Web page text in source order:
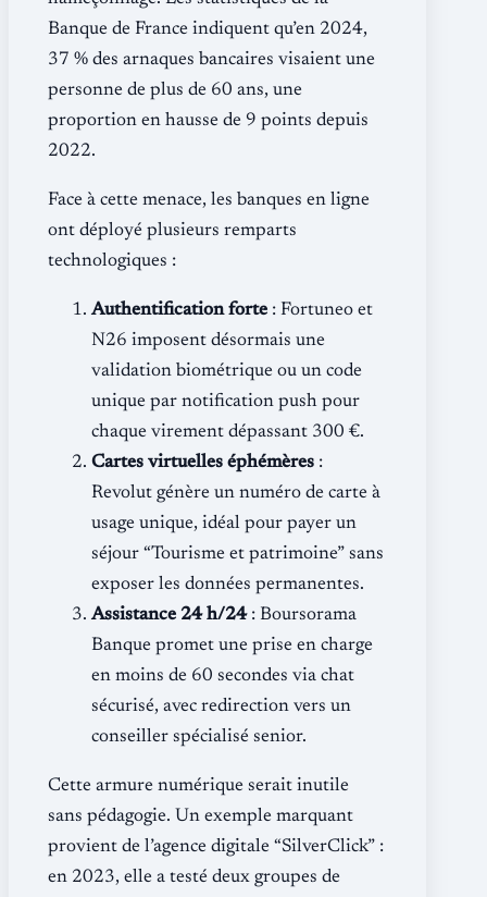
Banque de France indiquent qu’en 2024,
37 % des arnaques bancaires visaient une
personne de plus de 60 ans, une
proportion en hausse de 9 points depuis
2022.
Face à cette menace, les banques en ligne
ont déployé plusieurs remparts
technologiques :
Authentification forte : Fortuneo et
N26 imposent désormais une
validation biométrique ou un code
unique par notification push pour
chaque virement dépassant 300 €.
Cartes virtuelles éphémères :
Revolut génère un numéro de carte à
usage unique, idéal pour payer un
séjour “Tourisme et patrimoine” sans
exposer les données permanentes.
Assistance 24 h/24: Boursorama
Banque promet une prise en charge
en moins de 60 secondes via chat
sécurisé, avec redirection vers un
conseiller spécialisé senior.
Cette armure numérique serait inutile
sans pédagogie. Un exemple marquant
provient de l’agence digitale “SilverClick” :
en 2023, elle a testé deux groupes de